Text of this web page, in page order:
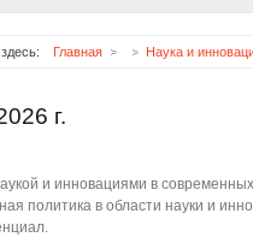
Главная Наука и
г.
и инновациями в
политика в области науки и